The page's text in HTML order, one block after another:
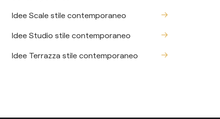
Idee Scale stile contemporaneo
Idee Studio stile contemporaneo
Idee Terrazza stile contemporaneo